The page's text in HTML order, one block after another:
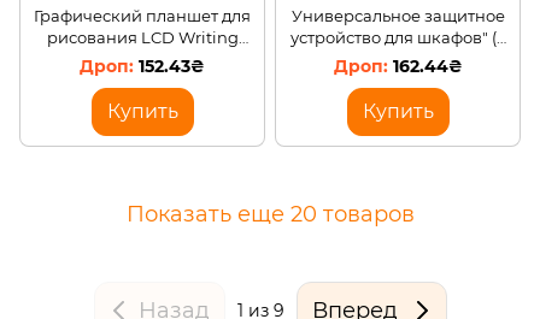
Графический планшет для
рисования LCD Writing
Tablet 12" Синий /206
152.43₴
Купить
Универсальное защитное
устройство для шкафов" (2
шт.) / (серый) "BabyOno 945
162.44₴
Купить
Показать еще 20 товаров
Назад 1 из 9 Вперед